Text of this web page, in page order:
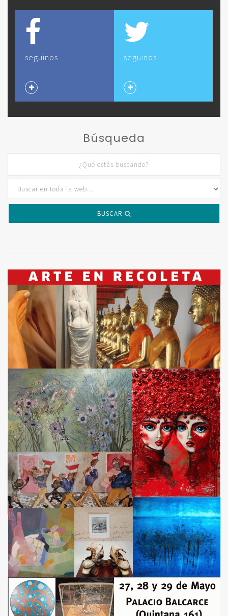
seguinos seguinos
Búsqueda
BUSCAR